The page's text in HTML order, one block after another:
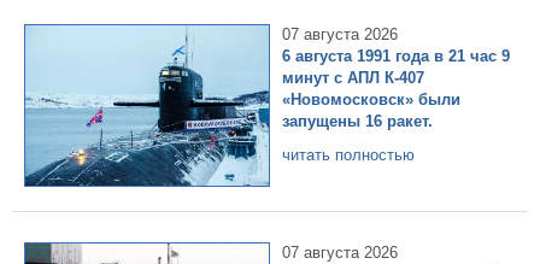
07 августа 2026
6 августа 1991 года в 21 час 9
минут с АПЛ К-407
«Новомосковск» были
запущены 16 ракет.
читать полностью
07 августа 2026